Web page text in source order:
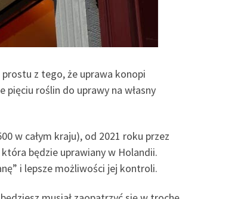
z tego, że uprawa konopi
roślin do uprawy na własny
w całym kraju), od 2021 roku przez
będzie uprawiany w Holandii.
i lepsze możliwości jej kontroli.